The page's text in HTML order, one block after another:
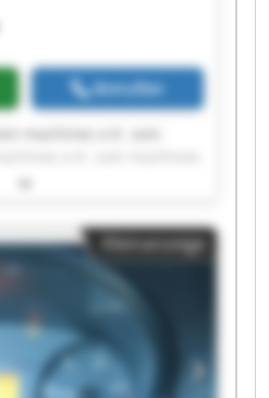
Anrufen
machines e.K. soni
soni machines e.K. soni
soni machines e.K. soni
e.K. soni machines
soni machines e.K. soni
Kleinanzeige